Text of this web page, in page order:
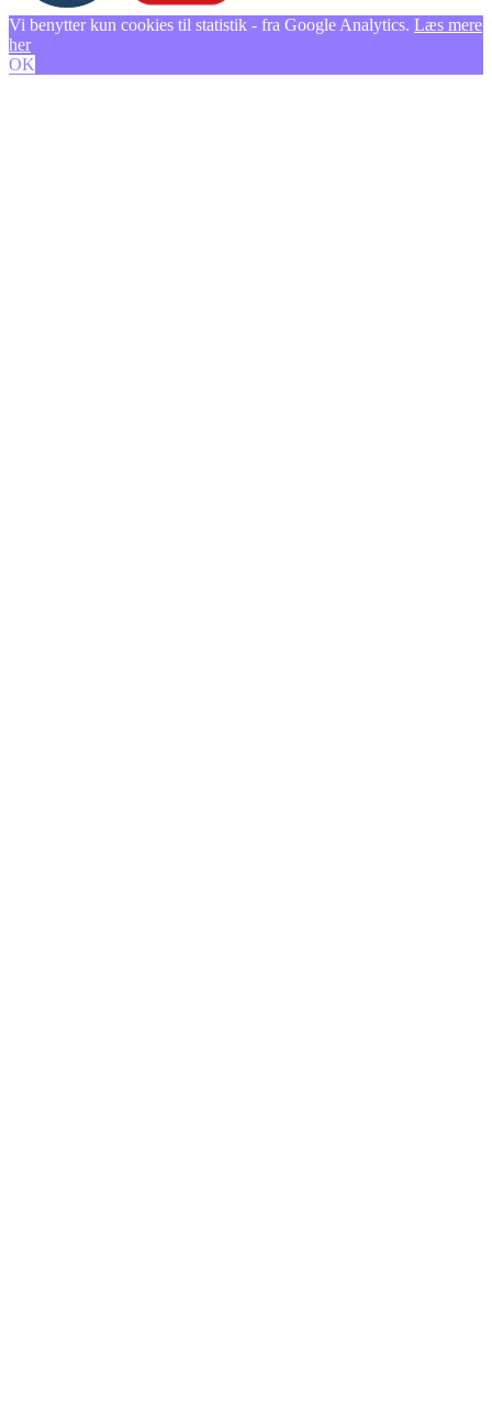
Vi benytter kun cookies til statistik - fra Google Analytics. Læs mere
her
OK